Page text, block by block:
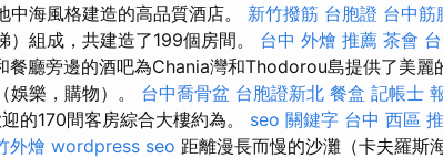
海風格建造的高品質酒店。 新竹撥筋 台胞證 台中筋
）組成，共建造了199個房間。 台中 外燴 推薦 茶會
餐廳旁邊的酒吧為Chania灣和Thodorou島提供了美麗
娛樂，購物）。 台中喬骨盆 台胞證新北 餐盒 記帳士
的170間客房綜合大樓約為。 seo 關鍵字 台中 西區
外燴 wordpress seo 距離漫長而慢的沙灘（卡夫羅斯